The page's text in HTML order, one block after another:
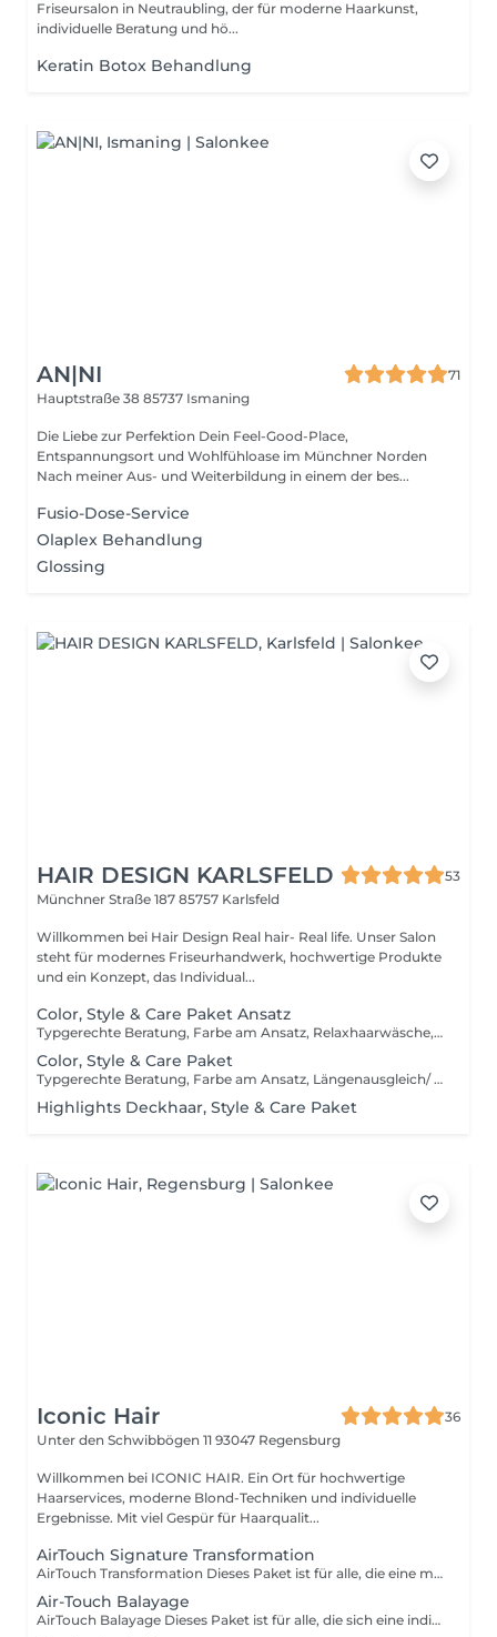
Friseursalon in Neutraubling, der für moderne Haarkunst,
individuelle Beratung und hö...
Keratin Botox Behandlung
AN|NI
71
Hauptstraße 38 85737 Ismaning
Die Liebe zur Perfektion Dein Feel-Good-Place,
Entspannungsort und Wohlfühloase im Münchner Norden
Nach meiner Aus- und Weiterbildung in einem der bes...
Fusio-Dose-Service
Olaplex Behandlung
Glossing
HAIR DESIGN KARLSFELD
53
Münchner Straße 187 85757 Karlsfeld
Willkommen bei Hair Design Real hair- Real life. Unser Salon
steht für modernes Friseurhandwerk, hochwertige Produkte
und ein Konzept, das Individual...
Color, Style & Care Paket Ansatz
Typgerechte Beratung, Farbe am Ansatz, Relaxhaarwäsche, Treatment/Conditioner und Style Finish
Color, Style & Care Paket
Typgerechte Beratung, Farbe am Ansatz, Längenausgleich/ Glossing, Relaxhaarwäsche, Treatment/Conditioner und Style Finish
Highlights Deckhaar, Style & Care Paket
Iconic Hair
36
Unter den Schwibbögen 11 93047 Regensburg
Willkommen bei ICONIC HAIR. Ein Ort für hochwertige
Haarservices, moderne Blond-Techniken und individuelle
Ergebnisse. Mit viel Gespür für Haarqualit...
AirTouch Signature Transformation
AirTouch Transformation Dieses Paket ist für alle, die eine maximale Blondveränderung oder ein besonders helles, hochwertiges Blond möchten. Durch die AirTouch-Technik entstehen extrem feine Strähnen mit einem weichen, natürlichen Verlauf und ohne harte Kanten. Je nach Ausgangssituation wird entweder nur der Ansatz aufgefrischt (Signature Ansatz) oder zusätzlich werden Längen und Spitzen aufgehellt (Ansatz & Längen). Perfekt für alle, die möglichst hell werden oder ihr Blond auf höchstem Niveau auffrischen möchten. Inklusive Tönung, Conditioner, Waschen, Schneiden und Föhnen.
Air-Touch Balayage
AirTouch Balayage Dieses Paket ist für alle, die sich eine individuelle Balayage, Highlights oder einen besonders weichen Farbverlauf wünschen. Mit der AirTouch-Technik können natürliche, sanfte oder auch deutlich sichtbarere Ergebnisse erzielt werden – ganz nach deinem Wunsch. Ob dunkles Haar, mehr Helligkeit, eine klassische Balayage oder feine Highlights – die Technik wird individuell an deine Haarfarbe, Haarstruktur und dein Wunschziel angepasst. Beim halben Kopf werden Oberkopf und Konturen bearbeitet, beim ganzen Kopf das gesamte Haar. Inklusive persönlicher Beratung, Tönung, Conditioner, Waschen, Schneiden und Föhnen.